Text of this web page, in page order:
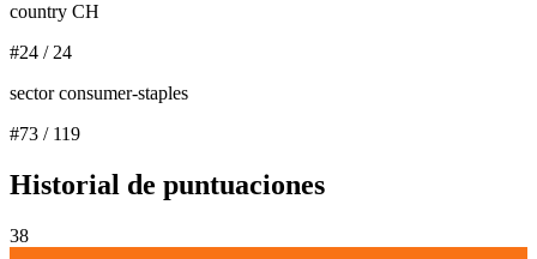
country CH
#24 / 24
sector consumer-staples
#73 / 119
Historial de puntuaciones
38